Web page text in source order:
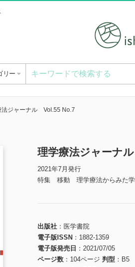
リー
法ジャーナル Vol.55 No.7
理学療法ジャーナ
2021年7月発行
特集 移動 理学療法からみた学
出版社
医学書院
電子版ISSN
1882-1359
電子版発売日
2021/07/05
ページ数
104ページ 判型
B5